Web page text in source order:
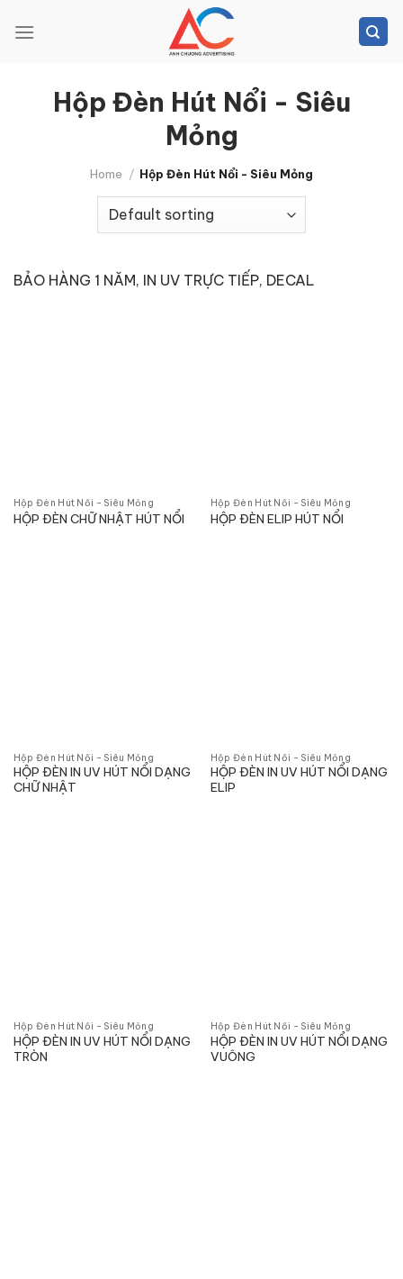
Hộp Đèn Hút Nổi - Siêu
Mỏng
Home / Hộp Đèn Hút Nổi - Siêu Mỏng
BẢO HÀNG 1 NĂM, IN UV TRỰC TIẾP, DECAL
Hộp Đèn Hút Nổi - Siêu Mỏng
HỘP ĐÈN CHỮ NHẬT HÚT NỔI
Hộp Đèn Hút Nổi - Siêu Mỏng
HỘP ĐÈN ELIP HÚT NỔI
Hộp Đèn Hút Nổi - Siêu Mỏng
HỘP ĐÈN IN UV HÚT NỔI DẠNG
CHỮ NHẬT
Hộp Đèn Hút Nổi - Siêu Mỏng
HỘP ĐÈN IN UV HÚT NỔI DẠNG
ELIP
Hộp Đèn Hút Nổi - Siêu Mỏng
HỘP ĐÈN IN UV HÚT NỔI DẠNG
TRÒN
Hộp Đèn Hút Nổi - Siêu Mỏng
HỘP ĐÈN IN UV HÚT NỔI DẠNG
VUÔNG